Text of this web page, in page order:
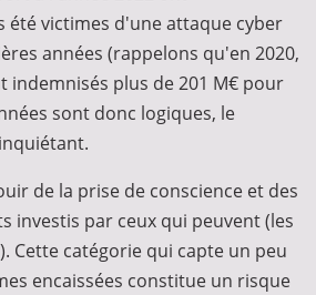
victimes d'une attaque cyber
années (rappelons qu'en 2020,
indemnisés plus de 201 M€ pour
sont donc logiques, le
de la prise de conscience et des
investis par ceux qui peuvent (les
Cette catégorie qui capte un peu
encaissées constitue un risque